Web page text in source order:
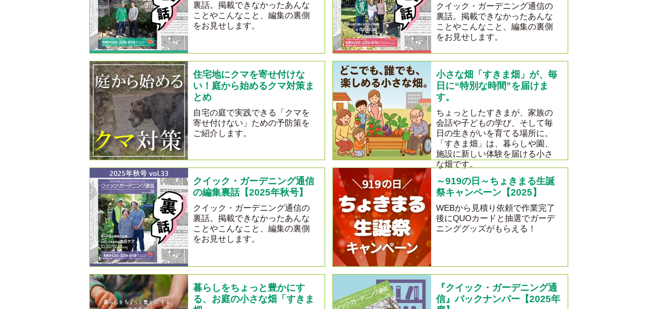
裏話。掲載できなかったあんな
ことやこんなこと、編集の裏側
をお見せします。
クイック・ガーデニング通信の
裏話。掲載できなかったあんな
ことやこんなこと、編集の裏側
をお見せします。
住宅地にクマを寄せ付けな
い！庭から始めるクマ対策ま
とめ
自宅の庭で実践できる「クマを
寄せ付けない」ための予防策を
ご紹介します。
小さな畑「すきま畑」が、毎
日に“特別な時間”を届けま
す。
ちょっとしたすきまが、家族の
会話や子どもの学び、そして毎
日の生きがいを育てる場所に。
「すきま畑」は、暮らしや園、
施設に新しい体験を届ける小さ
な畑です。
クイック・ガーデニング通信
の編集裏話【2025年秋号】
クイック・ガーデニング通信の
裏話。掲載できなかったあんな
ことやこんなこと、編集の裏側
をお見せします。
～919の日～ちょきまる生誕
祭キャンペーン【2025】
WEBから見積り依頼で作業完了
後にQUOカードと抽選でガーデ
ニンググッズがもらえる！
暮らしをちょっと豊かにす
る、お庭の小さな畑「すきま
『クイック・ガーデニング通
信』バックナンバー【2025年